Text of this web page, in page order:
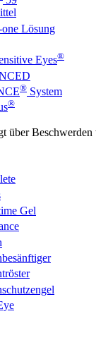
Lösung
Eyes®
® System
®
über
Gel